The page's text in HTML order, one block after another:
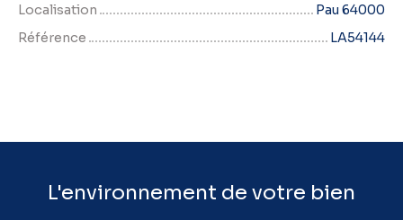
Localisation
Pau 64000
Référence
LA54144
L'environnement de votre bien